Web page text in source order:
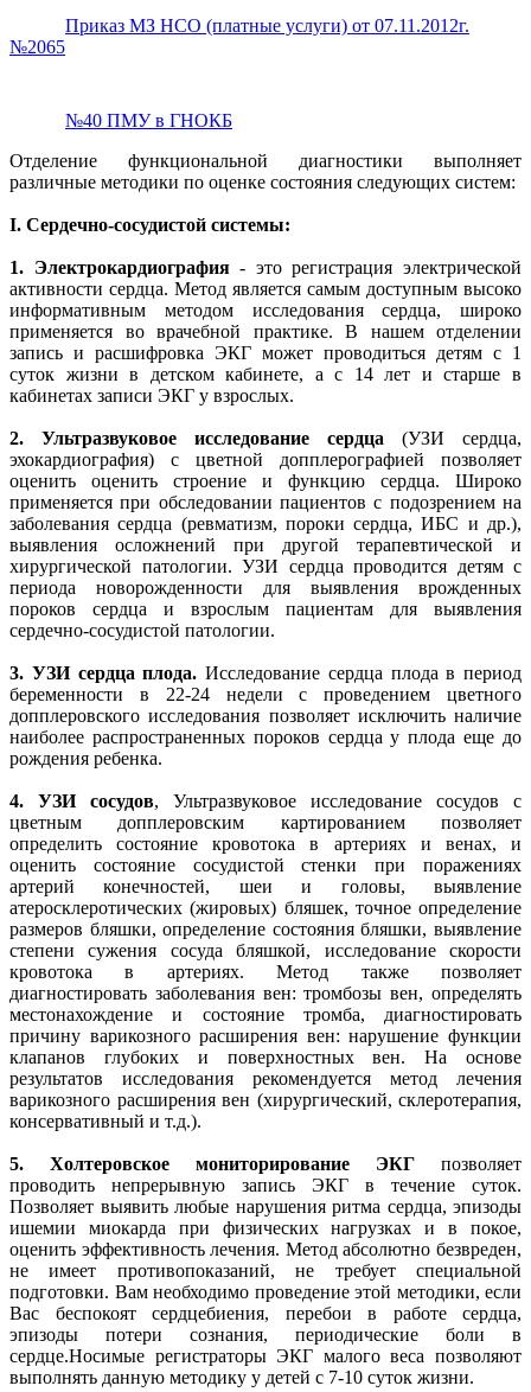
Приказ МЗ НСО (платные услуги) от 07.11.2012г.
№2065
№40 ПМУ в ГНОКБ
Отделение функциональной диагностики выполняет
различные методики по оценке состояния следующих систем:
I. Сердечно-сосудистой системы:
1. Электрокардиография- это регистрация электрической
активности сердца. Метод является самым доступным высоко
информативным методом исследования сердца, широко
применяется во врачебной практике. В нашем отделении
запись и расшифровка ЭКГ может проводиться детям с 1
суток жизни в детском кабинете, а с 14 лет и старше в
кабинетах записи ЭКГ у взрослых.
2. Ультразвуковое исследование сердца (УЗИ сердца,
эхокардиография) с цветной допплерографией позволяет
оценить оценить строение и функцию сердца. Широко
применяется при обследовании пациентов с подозрением на
заболевания сердца (ревматизм, пороки сердца, ИБС и др.),
выявления осложнений при другой терапевтической и
хирургической патологии. УЗИ сердца проводится детям с
периода новорожденности для выявления врожденных
пороков сердца и взрослым пациентам для выявления
сердечно-сосудистой патологии.
3. УЗИ сердца плода. Исследование сердца плода в период
беременности в 22-24 недели с проведением цветного
допплеровского исследования позволяет исключить наличие
наиболее распространенных пороков сердца у плода еще до
рождения ребенка.
4. УЗИ сосудов, Ультразвуковое исследование сосудов с
цветным допплеровским картированием позволяет
определить состояние кровотока в артериях и венах, и
оценить состояние сосудистой стенки при поражениях
артерий конечностей, шеи и головы, выявление
атеросклеротических (жировых) бляшек, точное определение
размеров бляшки, определение состояния бляшки, выявление
степени сужения сосуда бляшкой, исследование скорости
кровотока в артериях. Метод также позволяет
диагностировать заболевания вен: тромбозы вен, определять
местонахождение и состояние тромба, диагностировать
причину варикозного расширения вен: нарушение функции
клапанов глубоких и поверхностных вен. На основе
результатов исследования рекомендуется метод лечения
варикозного расширения вен (хирургический, склеротерапия,
консервативный и т.д.).
5. Холтеровское мониторирование ЭКГ позволяет
проводить непрерывную запись ЭКГ в течение суток.
Позволяет выявить любые нарушения ритма сердца, эпизоды
ишемии миокарда при физических нагрузках и в покое,
оценить эффективность лечения. Метод абсолютно безвреден,
не имеет противопоказаний, не требует специальной
подготовки. Вам необходимо проведение этой методики, если
Вас беспокоят сердцебиения, перебои в работе сердца,
эпизоды потери сознания, периодические боли в
сердце.Носимые регистраторы ЭКГ малого веса позволяют
выполнять данную методику у детей с 7-10 суток жизни.